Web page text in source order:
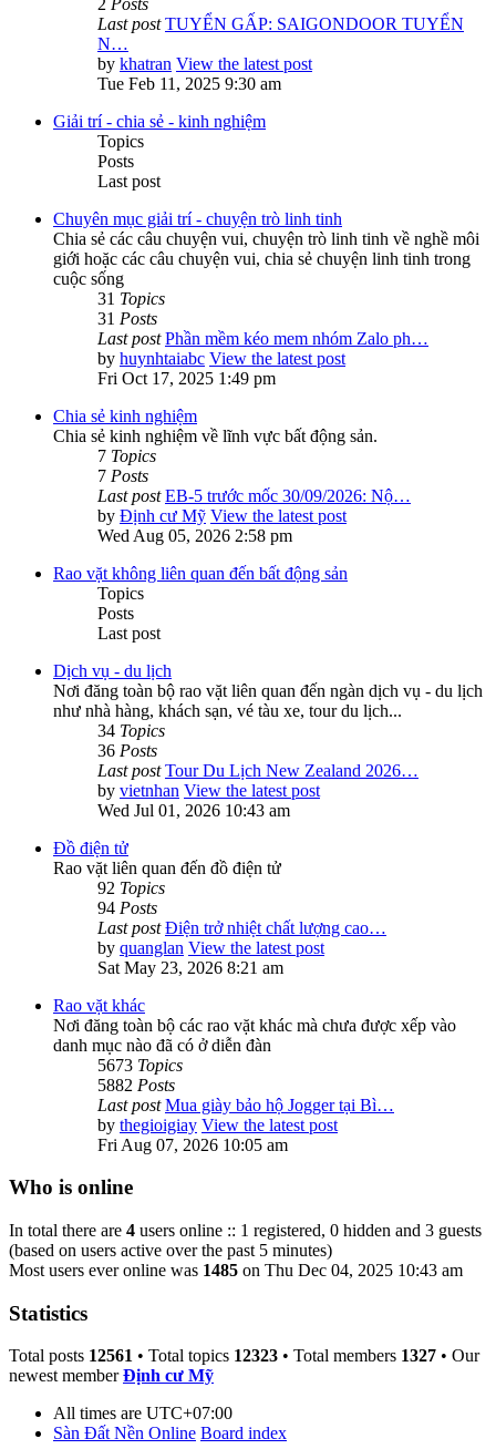
Last post TUYỂN GẤP: SAIGONDOOR TUYỂN
N…
by khatran View the latest post
Tue Feb 11, 2025 9:30 am
Giải trí - chia sẻ - kinh nghiệm
Topics
Posts
Last post
Chuyên mục giải trí - chuyện trò linh tinh
Chia sẻ các câu chuyện vui, chuyện trò linh tinh về nghề môi
giới hoặc các câu chuyện vui, chia sẻ chuyện linh tinh trong
cuộc sống
31 Topics
31 Posts
Last post Phần mềm kéo mem nhóm Zalo ph…
by huynhtaiabc View the latest post
Fri Oct 17, 2025 1:49 pm
Chia sẻ kinh nghiệm
Chia sẻ kinh nghiệm về lĩnh vực bất động sản.
7 Topics
7 Posts
Last post EB-5 trước mốc 30/09/2026: Nộ…
by Định cư Mỹ View the latest post
Wed Aug 05, 2026 2:58 pm
Rao vặt không liên quan đến bất động sản
Topics
Posts
Last post
Dịch vụ - du lịch
Nơi đăng toàn bộ rao vặt liên quan đến ngàn dịch vụ - du lịch
như nhà hàng, khách sạn, vé tàu xe, tour du lịch...
34 Topics
36 Posts
Last post Tour Du Lịch New Zealand 2026…
by vietnhan View the latest post
Wed Jul 01, 2026 10:43 am
Đồ điện tử
Rao vặt liên quan đến đồ điện tử
92 Topics
94 Posts
Last post Điện trở nhiệt chất lượng cao…
by quanglan View the latest post
Sat May 23, 2026 8:21 am
Rao vặt khác
Nơi đăng toàn bộ các rao vặt khác mà chưa được xếp vào
danh mục nào đã có ở diễn đàn
5673 Topics
5882 Posts
Last post Mua giày bảo hộ Jogger tại Bì…
by thegioigiay View the latest post
Fri Aug 07, 2026 10:05 am
Who is online
In total there are 4 users online :: 1 registered, 0 hidden and 3 guests
(based on users active over the past 5 minutes)
Most users ever online was 1485 on Thu Dec 04, 2025 10:43 am
Statistics
Total posts 12561 • Total topics 12323 • Total members 1327 • Our
newest memberĐịnh cư Mỹ
All times are UTC+07:00
Sàn Đất Nền Online Board index